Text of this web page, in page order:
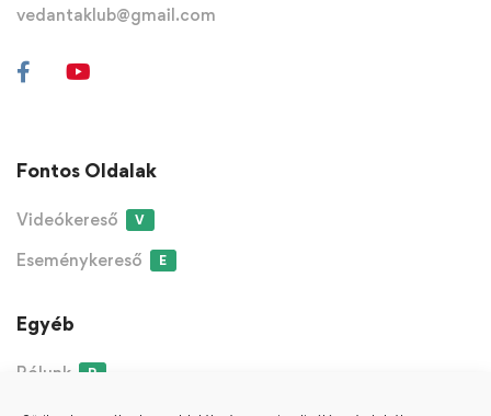
vedantaklub@gmail.com
Fontos Oldalak
Videókereső V
Eseménykereső E
Egyéb
Rólunk R